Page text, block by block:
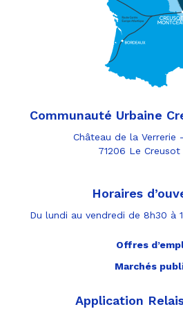
Communauté Urbaine
Château de la Verrerie
71206 Le
Horaires
Du lundi au vendredi de 8h30 à
Offres
Marchés
Application